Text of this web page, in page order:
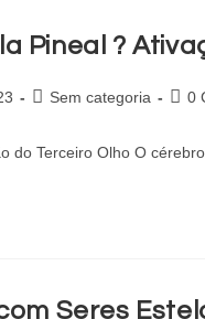
Pineal ?
Sem categoria 0
do Terceiro Olho O
Seres